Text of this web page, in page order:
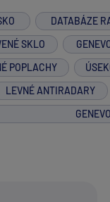
DATABÁZE
SKLO
POPLACHY
LEVNÉ ANTIRADARY